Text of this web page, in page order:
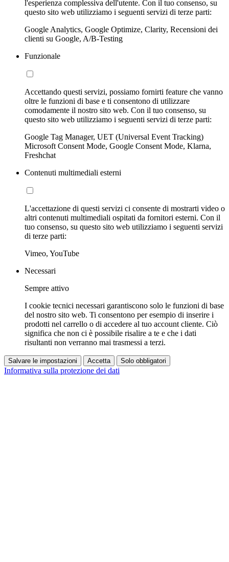
l'esperienza complessiva dell'utente. Con il tuo consenso, su
questo sito web utilizziamo i seguenti servizi di terze parti:
Google Analytics, Google Optimize, Clarity, Recensioni dei
clienti su Google, A/B-Testing
Funzionale
Accettando questi servizi, possiamo fornirti feature che vanno
oltre le funzioni di base e ti consentono di utilizzare
comodamente il nostro sito web. Con il tuo consenso, su
questo sito web utilizziamo i seguenti servizi di terze parti:
Google Tag Manager, UET (Universal Event Tracking)
Microsoft Consent Mode, Google Consent Mode, Klarna,
Freshchat
Contenuti multimediali esterni
L'accettazione di questi servizi ci consente di mostrarti video o
altri contenuti multimediali ospitati da fornitori esterni. Con il
tuo consenso, su questo sito web utilizziamo i seguenti servizi
di terze parti:
Vimeo, YouTube
Necessari
Sempre attivo
I cookie tecnici necessari garantiscono solo le funzioni di base
del nostro sito web. Ti consentono per esempio di inserire i
prodotti nel carrello o di accedere al tuo account cliente. Ciò
significa che non ci è possibile risalire a te e che i dati
risultanti non verranno mai trasmessi a terzi.
Salvare le impostazioni Accetta Solo obbligatori
Informativa sulla protezione dei dati